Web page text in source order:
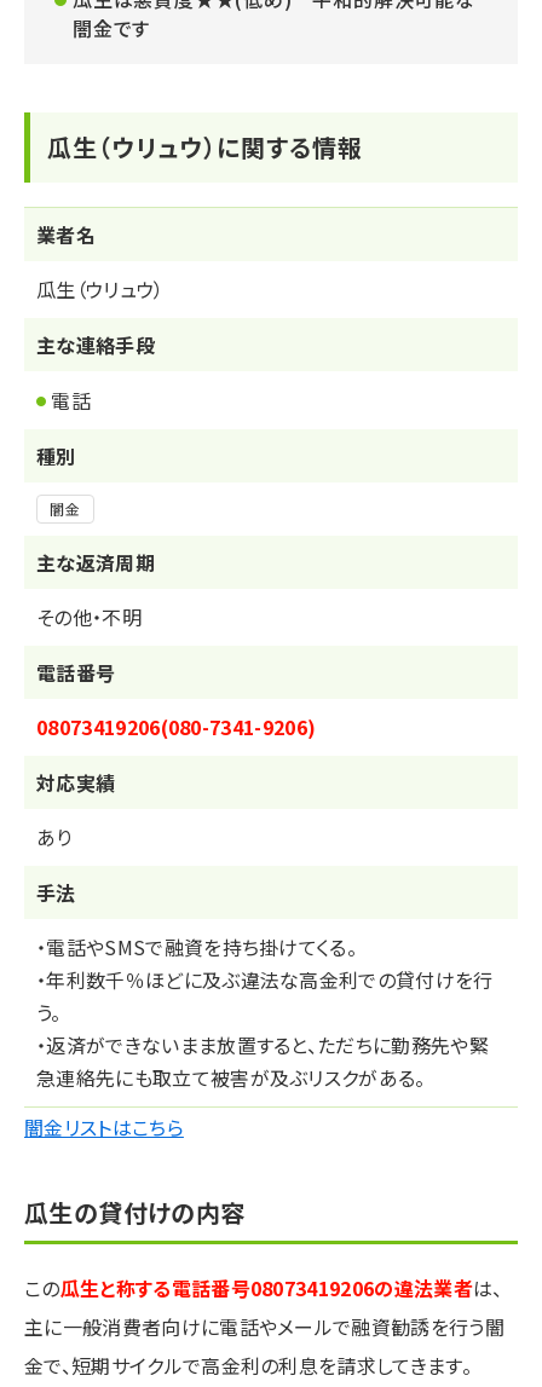
闇金です
瓜生（ウリュウ） に関する情報
業者名
瓜生（ウリュウ）
主な連絡手段
電話
種別
闇金
主な返済周期
その他・不明
電話番号
08073419206(080-7341-9206)
対応実績
あり
⼿法
・電話やSMSで融資を持ち掛けてくる。
・年利数千％ほどに及ぶ違法な高金利での貸付けを行
う。
・返済ができないまま放置すると、ただちに勤務先や緊
急連絡先にも取立て被害が及ぶリスクがある。
闇金リストはこちら
瓜生の貸付けの内容
この瓜生と称する電話番号08073419206の違法業者は、
主に一般消費者向けに電話やメールで融資勧誘を行う闇
金で、短期サイクルで高金利の利息を請求してきます。